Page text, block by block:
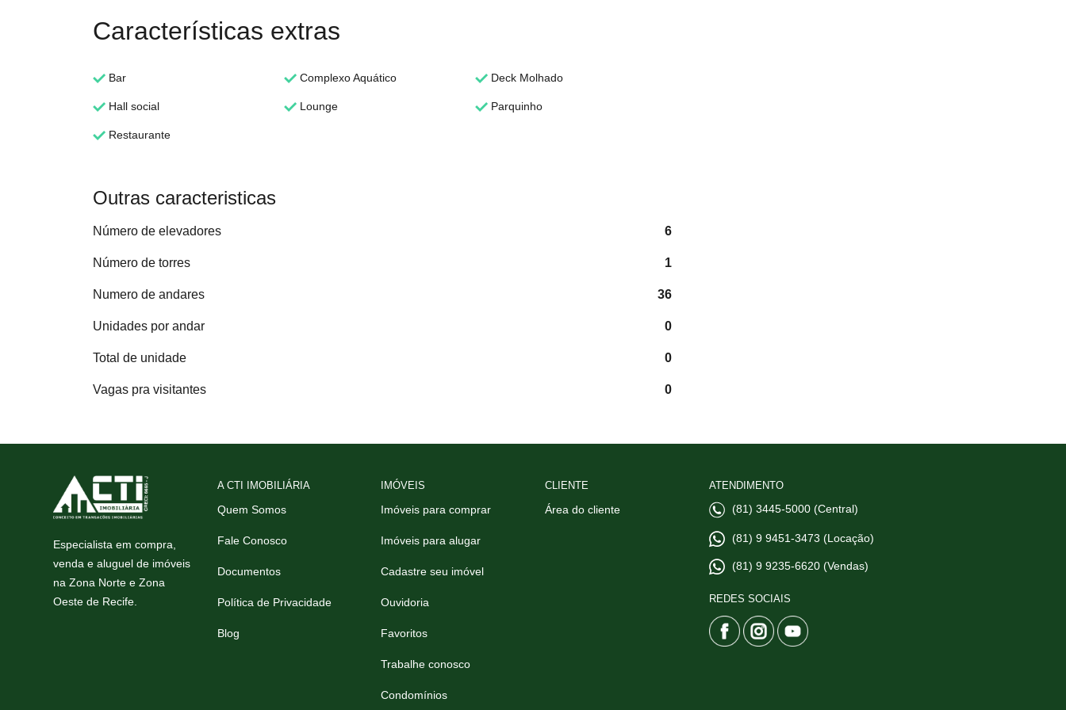
Características extras
Bar Complexo Aquático Deck Molhado
Hall social Lounge Parquinho
Restaurante
Outras caracteristicas
Número de elevadores 6
Número de torres 1
Numero de andares 36
Unidades por andar 0
Total de unidade 0
Vagas pra visitantes 0
Especialista em compra,
venda e aluguel de imóveis
na Zona Norte e Zona
Oeste de Recife.
A CTI IMOBILIÁRIA
Quem Somos
Fale Conosco
Documentos
Política de Privacidade
Blog
IMÓVEIS
Imóveis para comprar
Imóveis para alugar
Cadastre seu imóvel
Ouvidoria
Favoritos
Trabalhe conosco
Condomínios
CLIENTE
Área do cliente
ATENDIMENTO
(81) 3445-5000 (Central)
(81) 9 9451-3473 (Locação)
(81) 9 9235-6620 (Vendas)
REDES SOCIAIS